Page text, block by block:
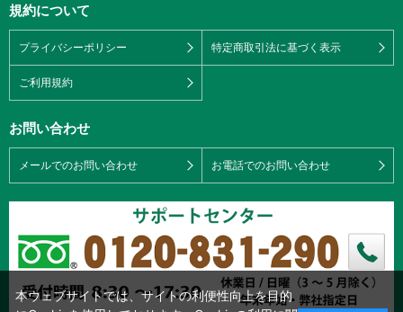
規約について
プライバシーポリシー 特定商取引法に基づく表示
ご利用規約
お問い合わせ
メールでのお問い合わせ お電話でのお問い合わせ
本ウェブサイトでは、サイトの利便性向上を目的